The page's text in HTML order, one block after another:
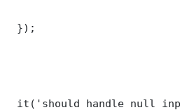
});
it('should handle null